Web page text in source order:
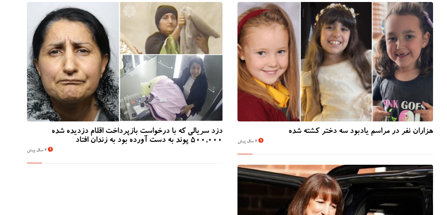
دزد سریالی که با درخواست بازپرداخت اقلام دزدیده شده
500,000 پوند به دست آورده بود به زندان افتاد
2 سال پیش
هزاران نفر در مراسم یادبود سه دختر کشته شده
2 سال پیش